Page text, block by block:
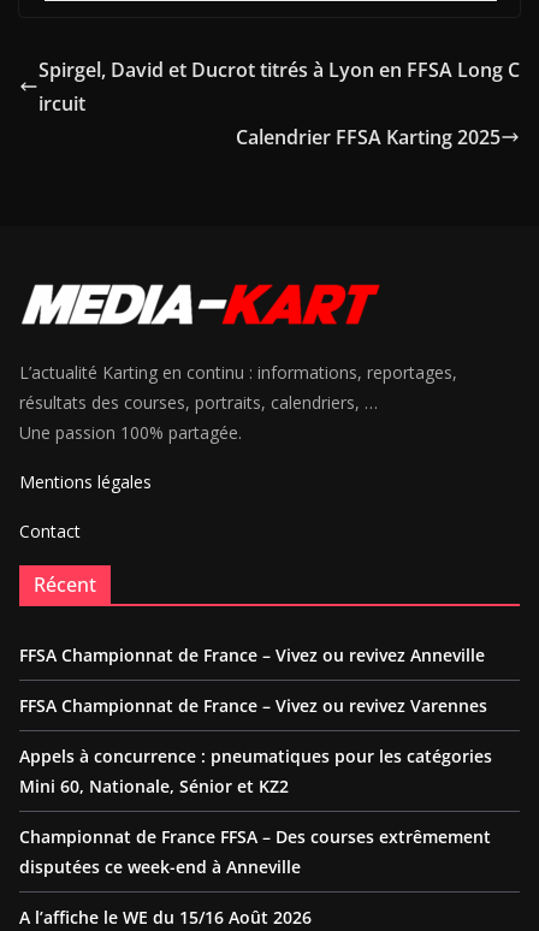
Spirgel, David et Ducrot titrés à Lyon en FFSA Long C
ircuit
Calendrier FFSA Karting 2025
L’actualité Karting en continu : informations, reportages,
résultats des courses, portraits, calendriers, …
Une passion 100% partagée.
Mentions légales
Contact
Récent
FFSA Championnat de France – Vivez ou revivez Anneville
FFSA Championnat de France – Vivez ou revivez Varennes
Appels à concurrence : pneumatiques pour les catégories
Mini 60, Nationale, Sénior et KZ2
Championnat de France FFSA – Des courses extrêmement
disputées ce week-end à Anneville
A l’affiche le WE du 15/16 Août 2026